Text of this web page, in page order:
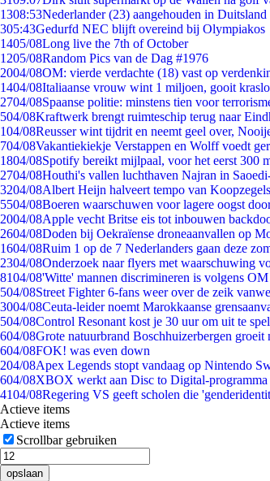
1308:53Nederlander (23) aangehouden in
305:43Gedurfd NEC blijft overeind bij Olympiakos
1405/08Long live the 7th of October
1205/08Random Pics van de Dag #1976
2004/08OM: vierde verdachte (18) vast op
1404/08Italiaanse vrouw wint 1 miljoen, gooit
2704/08Spaanse politie: minstens tien voor
504/08Kraftwerk brengt ruimteschip terug naar
104/08Reusser wint tijdrit en neemt geel over,
704/08Vakantiekiekje Verstappen en Wolff voedt
1804/08Spotify bereikt mijlpaal, voor het eerst 300
2704/08Houthi's vallen luchthaven Najran in
3204/08Albert Heijn halveert tempo van
5504/08Boeren waarschuwen voor lagere oogst
2004/08Apple vecht Britse eis tot inbouwen
2604/08Doden bij Oekraïense droneaanvallen op
1604/08Ruim 1 op de 7 Nederlanders gaan deze
2304/08Onderzoek naar flyers met waarschuwing
8104/08'Witte' mannen discrimineren is volgens
504/08Street Fighter 6-fans weer over de zeik
3004/08Ceuta-leider noemt Marokkaanse
504/08Control Resonant kost je 30 uur om uit te
604/08Grote natuurbrand Boschhuizerbergen groeit
604/08FOK! was even down
204/08Apex Legends stopt vandaag op Nintendo
604/08XBOX werkt aan Disc to Digital-programma
4104/08Regering VS geeft scholen die
Actieve items
Actieve items
Scrollbar gebruiken
opslaan